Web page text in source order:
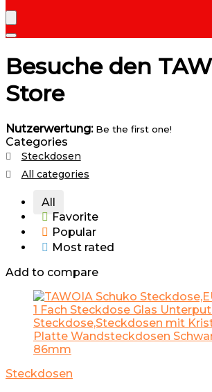
Besuche den
Store
Nutzerwertung: Be the first one!
Categories
Steckdosen
All categories
All
Favorite
Popular
Most rated
Add to compare
Steckdosen